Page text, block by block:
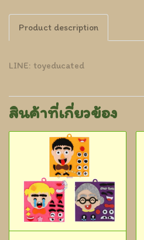
Product description
LINE: toyeducated
สินค้าที่เกี่ยวข้อง